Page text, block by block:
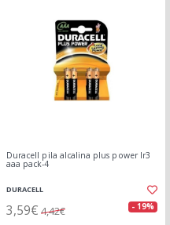
Duracell pila alcalina plus power lr3
aaa pack-4
DURACELL
3,59€ 4,42€ - 19%